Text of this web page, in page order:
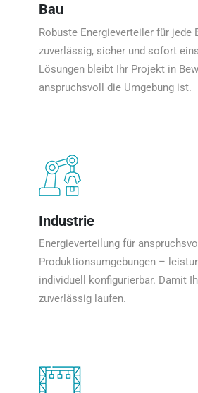
Bau
Robuste Energieverteiler für jede
zuverlässig, sicher und sofort
Lösungen bleibt Ihr Projekt in
anspruchsvoll die Umgebung ist.
Industrie
Energieverteilung für
Produktionsumgebungen –
individuell konfigurierbar. Damit
zuverlässig laufen.